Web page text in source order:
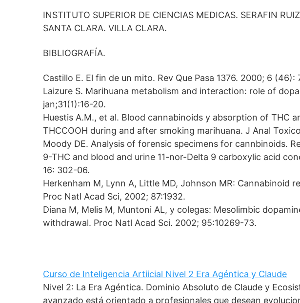
INSTITUTO SUPERIOR DE CIENCIAS MEDICAS. SERAFIN
SANTA CLARA. VILLA CLARA.
BIBLIOGRAFÍA.
Castillo E. El fin de un mito. Rev Que Pasa 1376. 2000; 6 (46):
Laizure S. Marihuana metabolism and interaction: role of
jan;31(1):16-20.
Huestis A.M., et al. Blood cannabinoids y absorption of THC
THCCOOH during and after smoking marihuana. J Anal
Moody DE. Analysis of forensic specimens for cannbinoids.
9-THC and blood and urine 11-nor-Delta 9 carboxylic acid
16: 302-06.
Herkenham M, Lynn A, Little MD, Johnson MR: Cannabinoid
Proc Natl Acad Sci, 2002; 87:1932.
Diana M, Melis M, Muntoni AL, y colegas: Mesolimbic
withdrawal. Proc Natl Acad Sci. 2002; 95:10269-73.
Curso de Inteligencia Artiicial Nivel 2 Era Agéntica y Claude
Nivel 2: La Era Agéntica. Dominio Absoluto de Claude y
avanzado está orientado a profesionales que desean